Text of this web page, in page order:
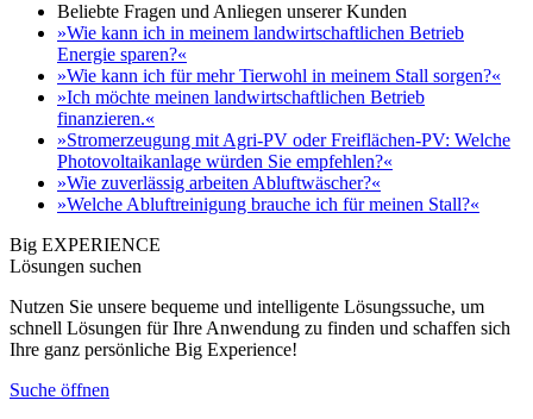
Beliebte Fragen und Anliegen unserer Kunden
»Wie kann ich in meinem landwirtschaftlichen Betrieb
Energie sparen?«
»Wie kann ich für mehr Tierwohl in meinem Stall sorgen?«
»Ich möchte meinen landwirtschaftlichen Betrieb
finanzieren.«
»Stromerzeugung mit Agri-PV oder Freiflächen-PV: Welche
Photovoltaikanlage würden Sie empfehlen?«
»Wie zuverlässig arbeiten Abluftwäscher?«
»Welche Abluftreinigung brauche ich für meinen Stall?«
Big EXPERIENCE
Lösungen suchen
Nutzen Sie unsere bequeme und intelligente Lösungssuche, um
schnell Lösungen für Ihre Anwendung zu finden und schaffen sich
Ihre ganz persönliche Big Experience!
Suche öffnen